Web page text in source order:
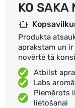
KO SAKA
Produkta
aprakstam un
novērtē tā
Atbilst
Labs
Piemērots
lietošanai